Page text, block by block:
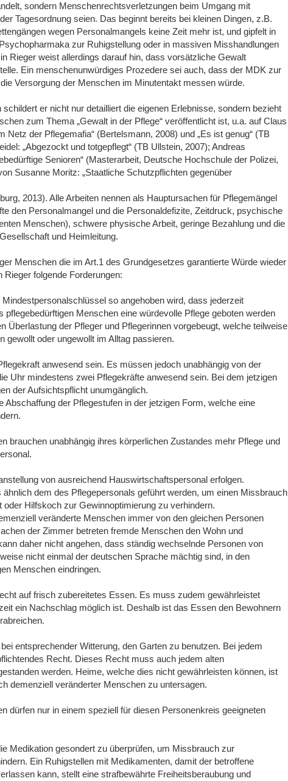
sondern Menschenrechtsverletzungen beim Umgang mit
Tagesordnung seien. Das beginnt bereits bei kleinen Dingen, z.B.
wegen Personalmangels keine Zeit mehr ist, und gipfelt in
zur Ruhigstellung oder in massiven Misshandlungen
Rieger weist allerdings darauf hin, dass vorsätzliche Gewalt
Ein menschenunwürdiges Prozedere sei auch, dass der MDK zur
Versorgung der Menschen im Minutentakt messen würde.
er nicht nur detailliert die eigenen Erlebnisse, sondern bezieht
zum Thema „Gewalt in der Pflege“ veröffentlicht ist, u.a. auf Claus
Netz der Pflegemafia“ (Bertelsmann, 2008) und „Es ist genug“ (TB
„Abgezockt und totgepflegt“ (TB Ullstein, 2007); Andreas
Senioren“ (Masterarbeit, Deutsche Hochschule der Polizei,
Susanne Moritz: „Staatliche Schutzpflichten gegenüber
2013). Alle Arbeiten nennen als Hauptursachen für Pflegemängel
den Personalmangel und die Personaldefizite, Zeitdruck, psychische
Menschen), schwere physische Arbeit, geringe Bezahlung und die
und Heimleitung.
Menschen die im Art.1 des Grundgesetzes garantierte Würde wieder
folgende Forderungen:
so angehoben wird, dass jederzeit
pflegebedürftigen Menschen eine würdevolle Pflege geboten werden
Überlastung der Pfleger und Pflegerinnen vorgebeugt, welche teilweise
gewollt oder ungewollt im Alltag passieren.
anwesend sein. Es müssen jedoch unabhängig von der
Uhr mindestens zwei Pflegekräfte anwesend sein. Bei dem jetzigen
der Aufsichtspflicht unumgänglich.
Abschaffung der Pflegestufen in der jetzigen Form, welche eine
brauchen unabhängig ihres körperlichen Zustandes mehr Pflege und
von ausreichend Hauswirtschaftspersonal erfolgen.
dem des Pflegepersonals geführt werden, um einen Missbrauch
Hilfskoch zur Gewinnoptimierung zu verhindern.
veränderte Menschen immer von den gleichen Personen
der Zimmer betreten fremde Menschen den Wohn und
daher nicht angehen, dass ständig wechselnde Personen von
nicht einmal der deutschen Sprache mächtig sind, in den
Menschen eindringen.
auf frisch zubereitetes Essen. Es muss zudem gewährleistet
ein Nachschlag möglich ist. Deshalb ist das Essen den Bewohnern
entsprechender Witterung, den Garten zu benutzen. Bei jedem
Recht. Dieses Recht muss auch jedem alten
werden. Heime, welche dies nicht gewährleisten können, ist
demenziell veränderter Menschen zu untersagen.
dürfen nur in einem speziell für diesen Personenkreis geeigneten
Medikation gesondert zu überprüfen, um Missbrauch zur
Ein Ruhigstellen mit Medikamenten, damit der betroffene
kann, stellt eine strafbewährte Freiheitsberaubung und